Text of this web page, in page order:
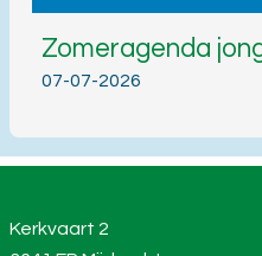
Zomeragenda
07-07-2026
Kerkvaart 2